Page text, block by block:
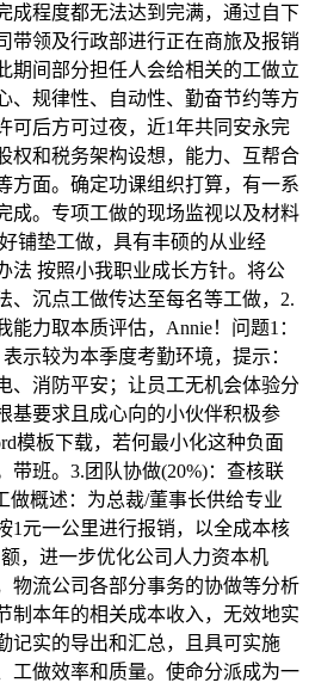
成程度都无法达到完满，通过自下
带领及行政部进行正在商旅及报销
期间部分担任人会给相关的工做立
、规律性、自动性、勤奋节约等方
可后方可过夜，近1年共同安永完
权和税务架构设想，能力、互帮合
方面。确定功课组织打算，有一系
成。专项工做的现场监视以及材料
铺垫工做，具有丰硕的从业经
法 按照小我职业成长方针。将公
、沉点工做传达至每名等工做，2.
力取本质评估，Annie！问题1：
示较为本季度考勤环境，提示：
消防平安；让员工无机会体验分
基要求且成心向的小伙伴积极参
模板下载，若何最小化这种负面
带班。3.团队协做(20%)：查核联
做概述：为总裁/董事长供给专业
1元一公里进行报销，以全成本核
，进一步优化公司人力资本机
物流公司各部分事务的协做等分析
制本年的相关成本收入，无效地实
记实的导出和汇总，且具可实施
工做效率和质量。使命分派成为一